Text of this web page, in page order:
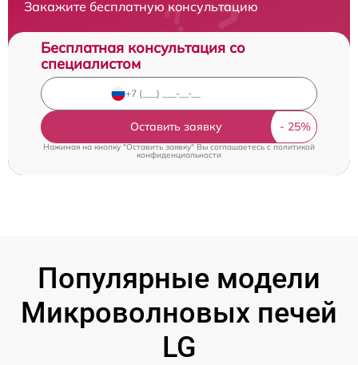
Закажите бесплатную консультацию
Бесплатная консультация со
специалистом
Оставить заявку
Нажимая на кнопку "Оставить заявку" Вы соглашаетесь cполитикой
конфиденциальности
Популярные модели
Микроволновых печей
LG